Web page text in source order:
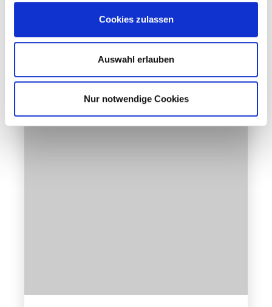
Cookies zulassen
Auswahl erlauben
Nur notwendige Cookies
Bæææ – macht das Schaf
Mehr erfahren